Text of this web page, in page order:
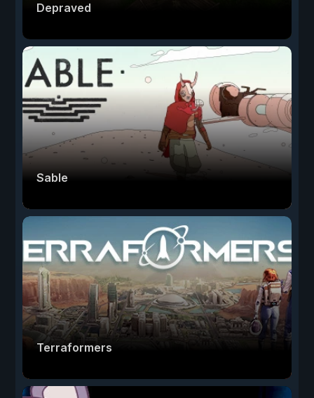
Depraved
Sable
Terraformers